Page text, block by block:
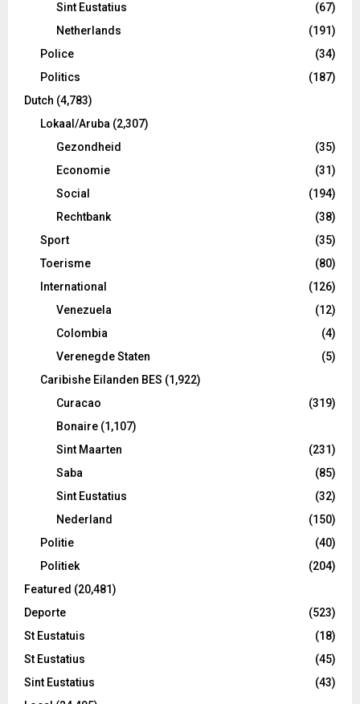
Sint Eustatius
(67)
Netherlands
(191)
Police
(34)
Politics
(187)
Dutch (4,783)
Lokaal/Aruba (2,307)
Gezondheid
(35)
Economie
(31)
Social
(194)
Rechtbank
(38)
Sport
(35)
Toerisme
(80)
International
(126)
Venezuela
(12)
Colombia
(4)
Verenegde Staten
(5)
Caribishe Eilanden BES (1,922)
Curacao
(319)
Bonaire (1,107)
Sint Maarten
(231)
Saba
(85)
Sint Eustatius
(32)
Nederland
(150)
Politie
(40)
Politiek
(204)
Featured (20,481)
Deporte
(523)
St Eustatuis
(18)
St Eustatius
(45)
Sint Eustatius
(43)